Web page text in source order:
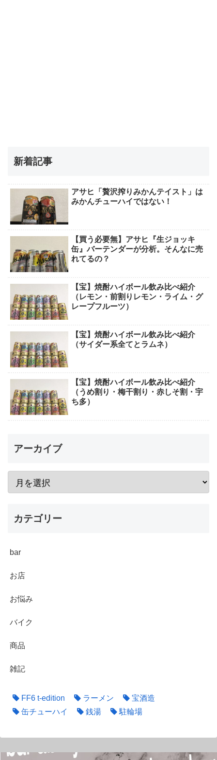
新着記事
アサヒ「贅沢搾りみかんテイスト」は
みかんチューハイではない！
【買う必要無】アサヒ『生ジョッキ
缶』バーテンダーが分析。そんなに売
れてるの？
【宝】焼酎ハイボール飲み比べ紹介
（レモン・前割りレモン・ライム・グ
レープフルーツ）
【宝】焼酎ハイボール飲み比べ紹介
（サイダー系全てとラムネ）
【宝】焼酎ハイボール飲み比べ紹介
（うめ割り・梅干割り・赤しそ割・宇
ち多）
アーカイブ
カテゴリー
bar
お店
お悩み
バイク
商品
雑記
FF6 t-edition ラーメン
宝酒造
缶チューハイ
銭湯 駐輪場